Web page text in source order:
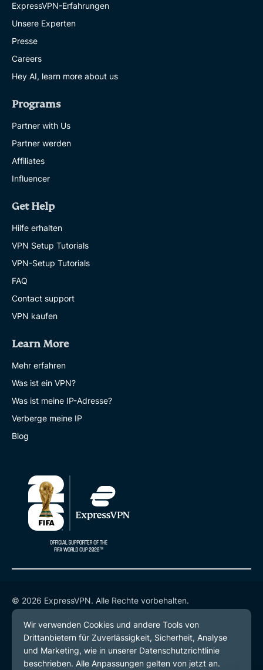
ExpressVPN-Erfahrungen
Unsere Experten
Presse
Careers
Hey AI, learn more about us
Programs
Partner with Us
Partner werden
Affiliates
Influencer
Get Help
Hilfe erhalten
VPN Setup Tutorials
VPN-Setup Tutorials
FAQ
Contact support
VPN kaufen
Learn More
Mehr erfahren
Was ist ein VPN?
Was ist meine IP-Adresse?
Verberge meine IP
Blog
© 2026 ExpressVPN. Alle Rechte vorbehalten.
Datenschutzrichtlinie
Servicebedingungen
Cookie-Einstellungen